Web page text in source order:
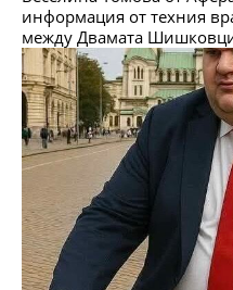
информация от техния
между Двамата